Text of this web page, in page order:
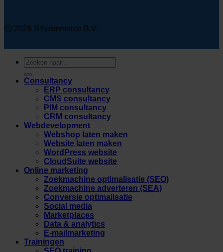
ⓒ 2026 SYcommerce B.V.
Zoeken
naar:
Consultancy
ERP consultancy
CMS consultancy
PIM consultancy
CRM consultancy
Webdevelopment
Webshop laten maken
Website laten maken
WordPress website
CloudSuite website
Online marketing
Zoekmachine optimalisatie (SEO)
Zoekmachine adverteren (SEA)
Conversie optimalisatie
Social media
Marketplaces
Data & analytics
E-mailmarketing
Trainingen